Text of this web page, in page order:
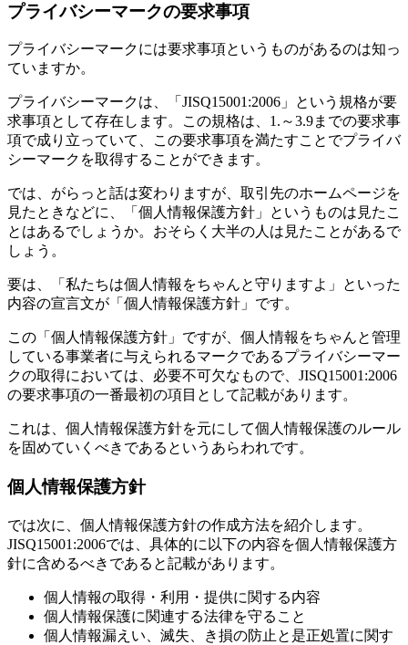
プライバシーマークの要求事項
プライバシーマークには要求事項というものがあるのは知っ
ていますか。
プライバシーマークは、「JISQ15001:2006」という規格が要
求事項として存在します。この規格は、1.～3.9までの要求事
項で成り立っていて、この要求事項を満たすことでプライバ
シーマークを取得することができます。
では、がらっと話は変わりますが、取引先のホームページを
見たときなどに、「個人情報保護方針」というものは見たこ
とはあるでしょうか。おそらく大半の人は見たことがあるで
しょう。
要は、「私たちは個人情報をちゃんと守りますよ」といった
内容の宣言文が「個人情報保護方針」です。
この「個人情報保護方針」ですが、個人情報をちゃんと管理
している事業者に与えられるマークであるプライバシーマー
クの取得においては、必要不可欠なもので、JISQ15001:2006
の要求事項の一番最初の項目として記載があります。
これは、個人情報保護方針を元にして個人情報保護のルール
を固めていくべきであるというあらわれです。
個人情報保護方針
では次に、個人情報保護方針の作成方法を紹介します。
JISQ15001:2006では、具体的に以下の内容を個人情報保護方
針に含めるべきであると記載があります。
個人情報の取得・利用・提供に関する内容
個人情報保護に関連する法律を守ること
個人情報漏えい、滅失、き損の防止と是正処置に関す